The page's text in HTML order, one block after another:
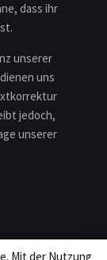
dass ihr
unserer
uns
jedoch,
unserer
Mit der Nutzung